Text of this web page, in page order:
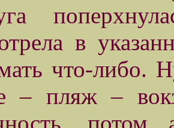
в
что-либо.
– пляж –